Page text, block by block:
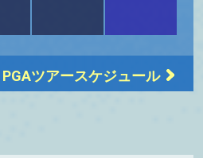
PGAツアースケジュール